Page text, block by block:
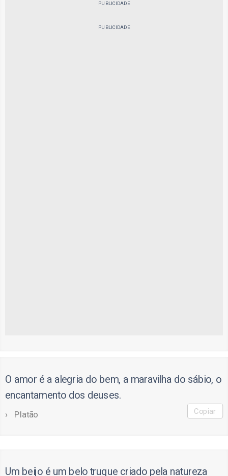
PUBLICIDADE
PUBLICIDADE
O amor é a alegria do bem, a maravilha do sábio, o
encantamento dos deuses.
Platão Copiar
Um beijo é um belo truque criado pela natureza